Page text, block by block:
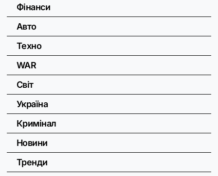
Фінанси
Авто
Техно
WAR
Світ
Україна
Кримінал
Новини
Тренди